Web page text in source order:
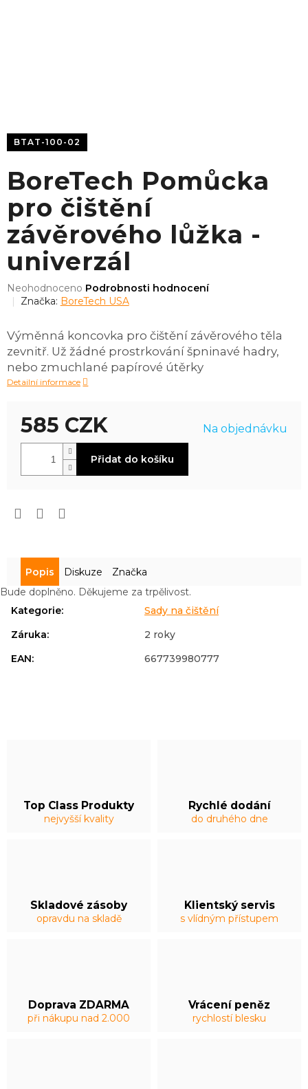
BoreTech Pomůcka
pro čištění
závěrového lůžka -
univerzál
BTAT-100-02
Průměrné
hodnocení
0,0
z
5
hvězdiček.
Neohodnoceno Podrobnosti hodnocení
Značka: BoreTech USA
585 CZK Na objednávku
Přidat do košíku
Výměnná koncovka pro čištění závěrového těla
zevnitř. Už žádné prostrkování špninavé hadry,
nebo zmuchlané papírové útěrky
Detailní informace
Top Class Produkty
nejvyšší kvality
Rychlé dodání
do druhého dne
Skladové zásoby
opravdu na skladě
Klientský servis
s vlídným přístupem
Doprava ZDARMA
při nákupu nad 2.000
Vrácení peněz
rychlostí blesku
Popis Diskuze
Značka
Bude doplněno. Děkujeme za trpělivost.
Kategorie:
Sady na čištění
Záruka:
2 roky
EAN: 667739980777